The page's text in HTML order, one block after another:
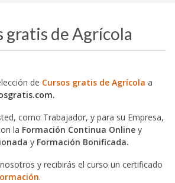
gratis de Agrícola
de Cursos gratis de Agrícola a
como Trabajador, y para su Empresa,
la Formación Continua Online y
y Formación Bonificada.
y recibirás el curso un certificado
.